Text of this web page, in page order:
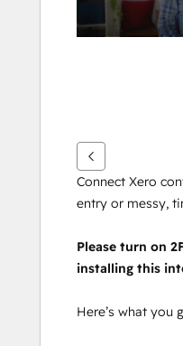
Connect Xero
entry or messy,
Please turn on
installing this
Here’s what you